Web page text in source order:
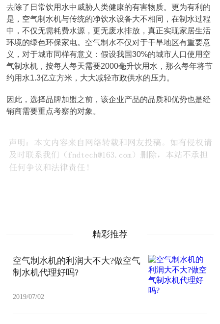
去除了日常饮用水中威胁人类健康的有害物质。更为有利的
是，空气制水机与传统的净饮水设备大不相同，在制水过程
中，不仅无需耗费水源，更无废水排放，真正实现家居生活
环境的绿色环保家电。空气制水不仅对于干旱地区有重要意
义，对于城市同样有意义：假设我国30%的城市人口使用空
气制水机，按每人每天需要2000毫升饮用水，那么每年将节
约用水1.3亿立方米，大大减轻市政供水的压力。
因此，选择品牌加盟之前，该企业产品的品质和优势也是经
销商需要重点考察的对象。
精彩推荐
空气制水机的利润大不大?做空气
制水机代理好吗?
2019/07/02